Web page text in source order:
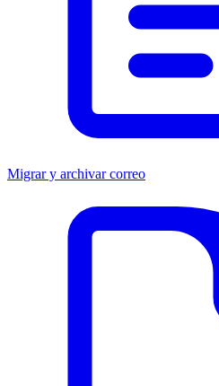
Migrar y archivar correo